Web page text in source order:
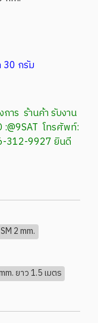
30 กรัม
าร ร้านค้า รับงาน
โทรศัพท์:
312-9927 ยินดี
SM 2 mm.
ยาว 1.5 เมตร